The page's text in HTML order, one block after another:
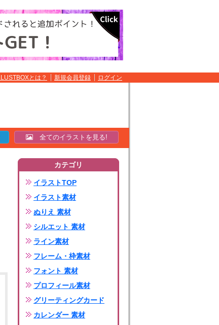
とは？ 新規会員登録 ログイン
全てのイラストを見る!
カテゴリ
イラストTOP
イラスト素材
ぬりえ 素材
シルエット 素材
ライン素材
フレーム・枠素材
フォント 素材
プロフィール素材
グリーティングカード
カレンダー 素材